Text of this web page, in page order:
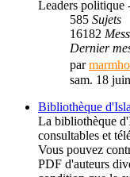
Leaders politique
585 Sujets
16182
Dernier
par
sam. 18
Bibliothèque
La bibliothèque
consultables et
Vous pouvez
PDF d'auteurs